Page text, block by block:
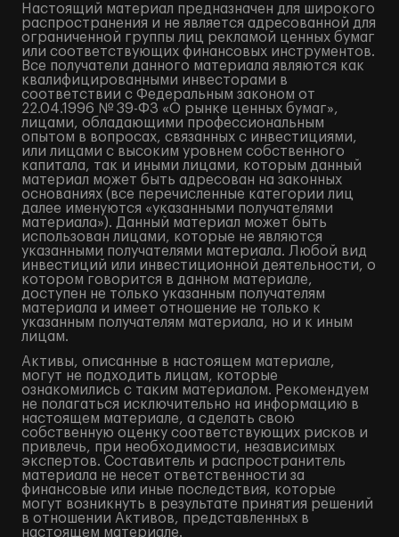
Настоящий материал предназначен для широкого
распространения и не является адресованной для
ограниченной группы лиц рекламой ценных бумаг
или соответствующих финансовых инструментов.
Все получатели данного материала являются как
квалифицированными инвесторами в
соответствии с Федеральным законом от
22.04.1996 № 39-ФЗ «О рынке ценных бумаг»,
лицами, обладающими профессиональным
опытом в вопросах, связанных с инвестициями,
или лицами с высоким уровнем собственного
капитала, так и иными лицами, которым данный
материал может быть адресован на законных
основаниях (все перечисленные категории лиц
далее именуются «указанными получателями
материала»). Данный материал может быть
использован лицами, которые не являются
указанными получателями материала. Любой вид
инвестиций или инвестиционной деятельности, о
котором говорится в данном материале,
доступен не только указанным получателям
материала и имеет отношение не только к
указанным получателям материала, но и к иным
лицам.
Активы, описанные в настоящем материале,
могут не подходить лицам, которые
ознакомились с таким материалом. Рекомендуем
не полагаться исключительно на информацию в
настоящем материале, а сделать свою
собственную оценку соответствующих рисков и
привлечь, при необходимости, независимых
экспертов. Составитель и распространитель
материала не несет ответственности за
финансовые или иные последствия, которые
могут возникнуть в результате принятия решений
в отношении Активов, представленных в
настоящем материале.